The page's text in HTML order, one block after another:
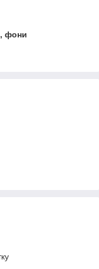
фони